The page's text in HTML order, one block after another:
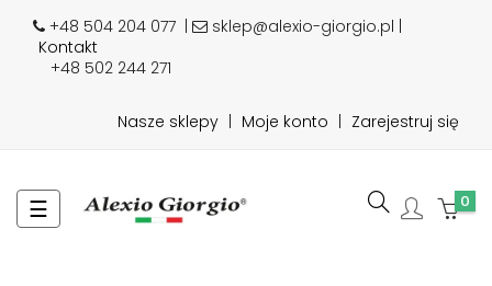
+48 504 204 077
sklep@alexio-giorgio.pl |
Kontakt
+48 502 244 271
Nasze sklepy Moje konto Zarejestruj się
Toggle
navigation
☰ 0